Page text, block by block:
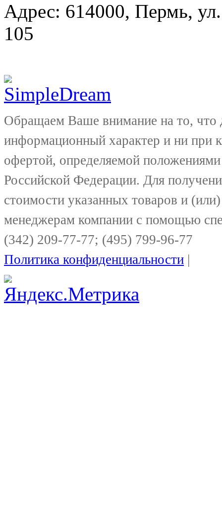
Адрес: 614000, Пермь,
105
Обращаем Ваше внимание на то, что
информационный характер и ни при
офертой, определяемой
Российской Федерации. Для
стоимости указанных товаров и
менеджерам компании с помощью
(342) 209-77-77; (495) 799-96-77
Политика конфиденциальности |